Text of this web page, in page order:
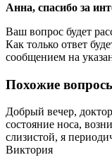
Анна, спасибо за
Ваш вопрос будет
Как только ответ
сообщением на
Похожие
Добрый вечер,
состояние носа,
слизистой, я
Виктория